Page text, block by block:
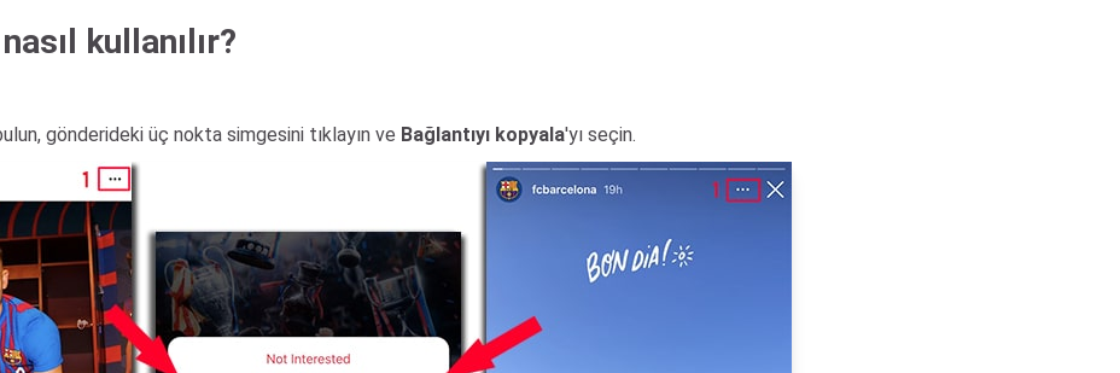
kullanılır?
gönderideki üç nokta simgesini tıklayın ve Bağlantıyı kopyala'yı seçin.